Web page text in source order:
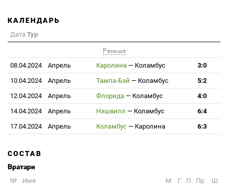
КАЛЕНДАРЬ
Дата Тур
Раньше
08.04.2024 Апрель Каролина — Коламбус
3:0
10.04.2024
Апрель Тампа-Бэй — Коламбус
5:2
12.04.2024
Апрель Флорида — Коламбус
4:0
14.04.2024
Апрель Нэшвилл — Коламбус
6:4
17.04.2024
Апрель Коламбус — Каролина 6:3
СОСТАВ
Вратари
№ Имя M Г П Пр
Ш